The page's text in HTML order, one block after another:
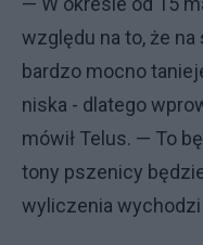
względu na to, że
bardzo mocno
niska - dlatego
mówił Telus. — To
tony pszenicy
wyliczenia wychodzi